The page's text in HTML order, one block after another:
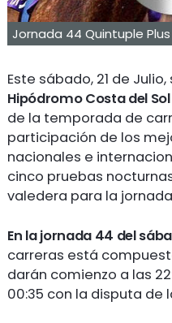
Jornada 44 Quintuple Plus
Este sábado, 21 de
Hipódromo Costa del
de la temporada de
participación de los
nacionales e
cinco pruebas
valedera para la
En la jornada 44 del
carreras está
darán comienzo a las
00:35 con la disputa de